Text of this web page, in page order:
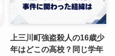
上三川町強盗殺人の16歳少
年はどこの高校？同じ学年